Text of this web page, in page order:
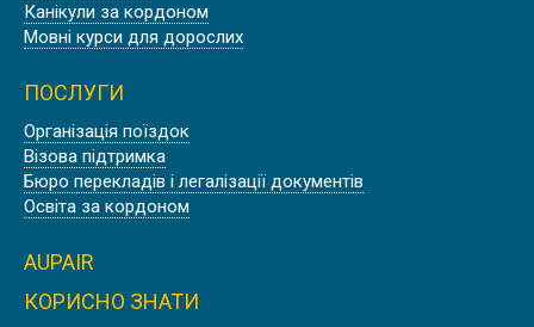
Канікули за кордоном
Мовні курси для дорослих
ПОСЛУГИ
Організація поїздок
Візова підтримка
Бюро перекладів і легалізації документів
Освіта за кордоном
AUPAIR
КОРИСНО ЗНАТИ